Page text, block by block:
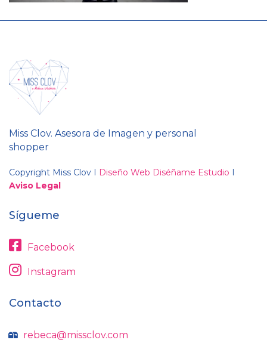
Miss Clov. Asesora de Imagen y personal
shopper
Copyright Miss Clov I Diseño Web Diséñame Estudio I
Aviso Legal
Sígueme
Facebook
Instagram
Contacto
rebeca@missclov.com